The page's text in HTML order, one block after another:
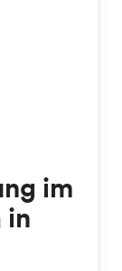
im
in